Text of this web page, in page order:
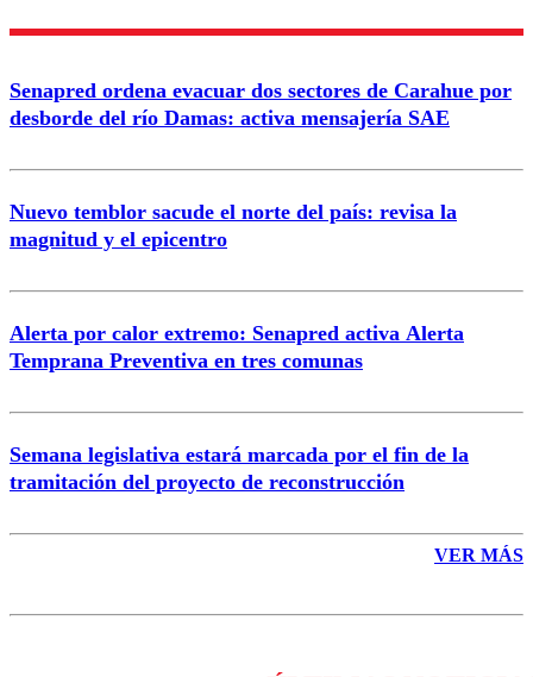
Nombre
Correo
Senapred ordena evacuar dos sectores de Carahue por
desborde del río Damas: activa mensajería SAE
Nuevo temblor sacude el norte del país: revisa la
magnitud y el epicentro
Alerta por calor extremo: Senapred activa Alerta
Temprana Preventiva en tres comunas
Semana legislativa estará marcada por el fin de la
tramitación del proyecto de reconstrucción
VER MÁS